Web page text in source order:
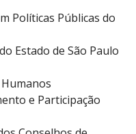
Políticas Públicas do
Estado de São Paulo
e Participação